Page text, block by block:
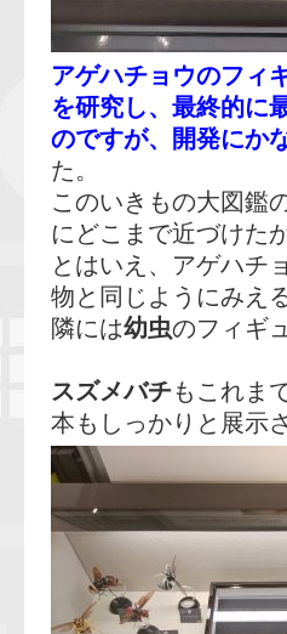
アゲハチョウのフィ
を研究し、最終的に
のですが、開発にか
た。
このいきもの大図鑑
にどこまで近づけた
とはいえ、アゲハチ
物と同じようにみえ
隣には幼虫のフィギ
スズメバチもこれま
本もしっかりと展示